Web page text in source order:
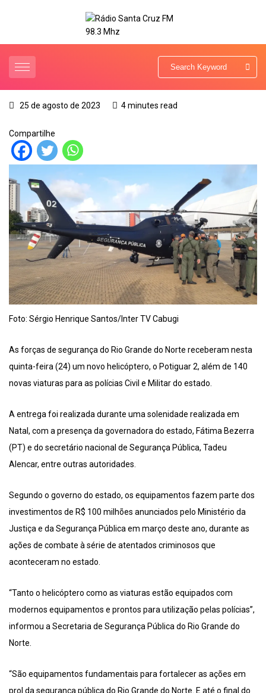
25 de agosto de 2023 4 minutes read
Compartilhe
Foto: Sérgio Henrique Santos/Inter TV Cabugi
As forças de segurança do Rio Grande do Norte receberam nesta
quinta-feira (24) um novo helicóptero, o Potiguar 2, além de 140
novas viaturas para as polícias Civil e Militar do estado.
A entrega foi realizada durante uma solenidade realizada em
Natal, com a presença da governadora do estado, Fátima Bezerra
(PT) e do secretário nacional de Segurança Pública, Tadeu
Alencar, entre outras autoridades.
Segundo o governo do estado, os equipamentos fazem parte dos
investimentos de R$ 100 milhões anunciados pelo Ministério da
Justiça e da Segurança Pública em março deste ano, durante as
ações de combate à série de atentados criminosos que
aconteceram no estado.
“Tanto o helicóptero como as viaturas estão equipados com
modernos equipamentos e prontos para utilização pelas polícias”,
informou a Secretaria de Segurança Pública do Rio Grande do
Norte.
“São equipamentos fundamentais para fortalecer as ações em
prol da segurança pública do Rio Grande do Norte. E até o final do